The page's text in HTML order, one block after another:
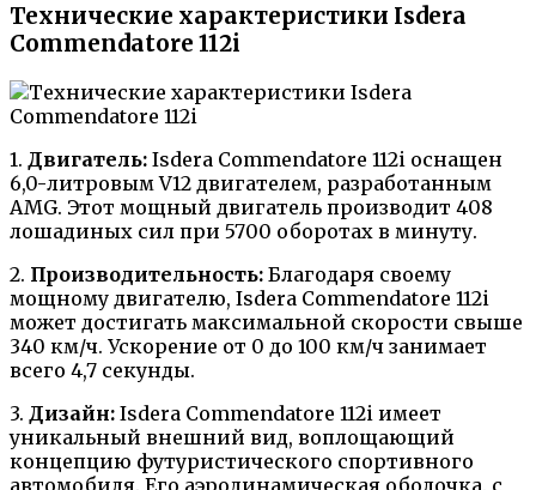
Технические характеристики Isdera
Commendatore 112i
1. Двигатель: Isdera Commendatore 112i оснащен
6,0-литровым V12 двигателем, разработанным
AMG. Этот мощный двигатель производит 408
лошадиных сил при 5700 оборотах в минуту.
2. Производительность: Благодаря своему
мощному двигателю, Isdera Commendatore 112i
может достигать максимальной скорости свыше
340 км/ч. Ускорение от 0 до 100 км/ч занимает
всего 4,7 секунды.
3. Дизайн: Isdera Commendatore 112i имеет
уникальный внешний вид, воплощающий
концепцию футуристического спортивного
автомобиля. Его аэродинамическая оболочка, с